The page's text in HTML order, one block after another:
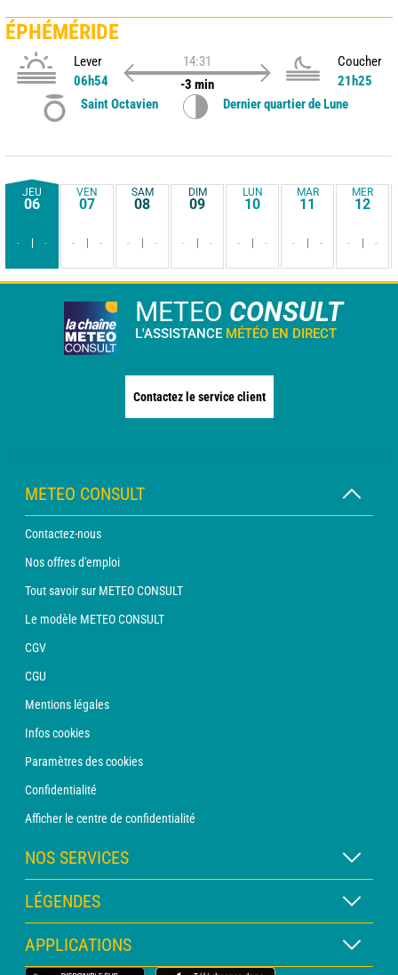
ÉPHÉMÉRIDE
Lever
06h54
14:31
-3 min
Coucher
21h25
Saint Octavien
Dernier quartier de Lune
JEU
06
- -
VEN
07
- -
SAM
08
- -
DIM
09
- -
LUN
10
- -
MAR
11
- -
MER
12
- -
METEO CONSULT
L'ASSISTANCE MÉTÉO EN DIRECT
Contactez le service client
METEO CONSULT
Contactez-nous
Nos offres d'emploi
Tout savoir sur METEO CONSULT
Le modèle METEO CONSULT
CGV
CGU
Mentions légales
Infos cookies
Paramètres des cookies
Confidentialité
Afficher le centre de confidentialité
NOS SERVICES
Abonnement METEO Xpert
Abonnement METEO PRO
Consultation avec un prévisionniste
LÉGENDES
Légende des cartes
Légende des pictogrammes
APPLICATIONS